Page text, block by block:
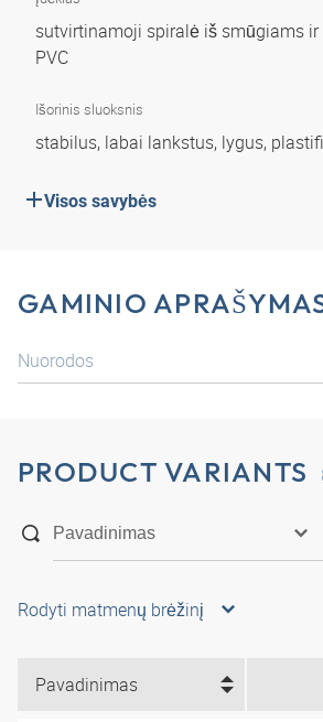
sutvirtinamoji spiralė iš smūgiams
PVC
Išorinis sluoksnis
stabilus, labai lankstus, lygus,
Visos savybės
GAMINIO
Nuorodos
PRODUCT VARIANTS
Rodyti matmenų brėžinį
Pavadinimas